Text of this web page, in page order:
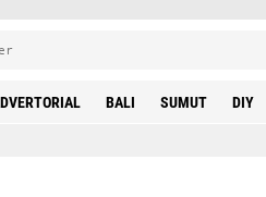
BALI SUMUT DIY